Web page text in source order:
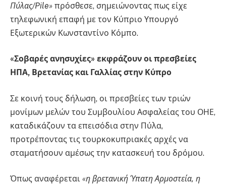
Πύλας/Pile» πρόσθεσε, σημειώνοντας πως είχε
τηλεφωνική επαφή με τον Κύπριο Υπουργό
Εξωτερικών Κωνσταντίνο Κόμπο.
«Σοβαρές ανησυχίες» εκφράζουν οι πρεσβείες
ΗΠΑ, Βρετανίας και Γαλλίας στην Κύπρο
Σε κοινή τους δήλωση, οι πρεσβείες των τριών
μονίμων μελών του Συμβουλίου Ασφαλείας του ΟΗΕ,
καταδικάζουν τα επεισόδια στην Πύλα,
προτρέποντας τις τουρκοκυπριακές αρχές να
σταματήσουν αμέσως την κατασκευή του δρόμου.
Όπως αναφέρεται «η βρετανική Ύπατη Αρμοστεία, η